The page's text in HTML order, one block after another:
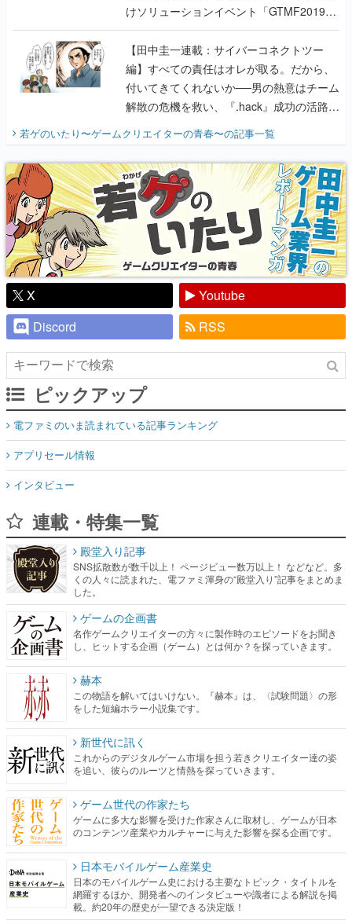
けソリューションイベント「GTMF2019」
に行って、より理解を深めよう【PR】
【田中圭一連載：サイバーコネクトツー
編】すべての責任はオレが取る。だから、
付いてきてくれないか──男の熱意はチーム
解散の危機を救い、『.hack』成功の活路を
開く。業界の快男児・松山 洋に流れる血は
『少年ジャンプ』色だった【若ゲのいた
り】
若ゲのいたり〜ゲームクリエイターの青春〜の記事一覧
X
Youtube
Discord
RSS
ピックアップ
電ファミのいま読まれている記事ランキング
アプリセール情報
インタビュー
連載・特集一覧
殿堂入り記事
SNS拡散数が数千以上！ ページビュー数万以上！ などなど。多
くの人々に読まれた、電ファミ渾身の“殿堂入り”記事をまとめま
した。
ゲームの企画書
名作ゲームクリエイターの方々に製作時のエピソードをお聞き
し、ヒットする企画（ゲーム）とは何か？を探っていきます。
赫本
この物語を解いてはいけない。『赫本』は、〈試験問題〉の形
をした短編ホラー小説集です。
新世代に訊く
これからのデジタルゲーム市場を担う若きクリエイター達の姿
を追い、彼らのルーツと情熱を探っていきます。
ゲーム世代の作家たち
ゲームに多大な影響を受けた作家さんに取材し、ゲームが日本
のコンテンツ産業やカルチャーに与えた影響を探る企画です。
日本モバイルゲーム産業史
日本のモバイルゲーム史における主要なトピック・タイトルを
網羅するほか、開発者へのインタビューや識者による解説を掲
載。約20年の歴史が一望できる決定版！